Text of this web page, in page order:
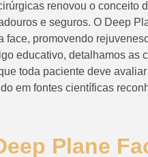
renovou o conceito
e seguros. O Deep
face, promovendo
educativo, detalhamos as
toda paciente deve
em fontes científicas
Plane